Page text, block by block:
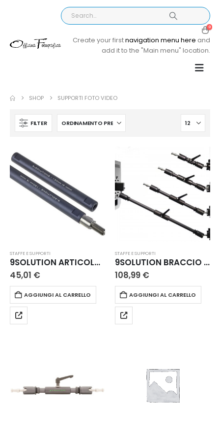
0
Create your firstnavigation menu here and
add it to the "Main menu" location.
SHOP SUPPORTI FOTO VIDEO
FILTER
STAFFE E SUPPORTI
9SOLUTION ARTICOLAZIONE PERNI 5/8F 5/8M
45,01 €
AGGIUNGI AL CARRELLO
STAFFE E SUPPORTI
9SOLUTION BRACCIO A DOPPIA GIUNZIONE L
108,99 €
AGGIUNGI AL CARRELLO